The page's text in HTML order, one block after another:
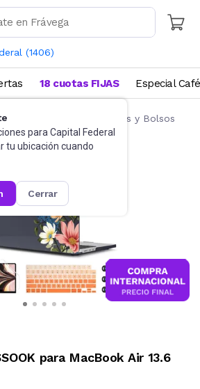
(1406)
para Capital Federal
tu ubicación cuando
cerrar
18 cuotas FIJAS Especial Café
Fundas, Estuches y Bolsos
para MacBook Air 13.6